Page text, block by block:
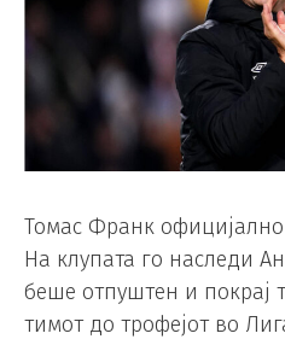
Томас Франк официјално
На клупата го наследи
беше отпуштен и покрај
тимот до трофејот во